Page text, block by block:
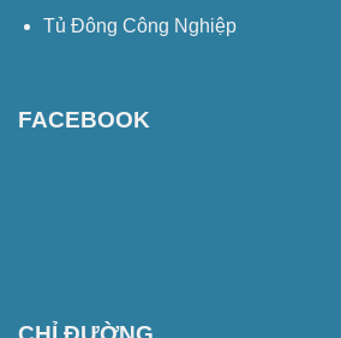
Tủ Đông Công Nghiệp
FACEBOOK